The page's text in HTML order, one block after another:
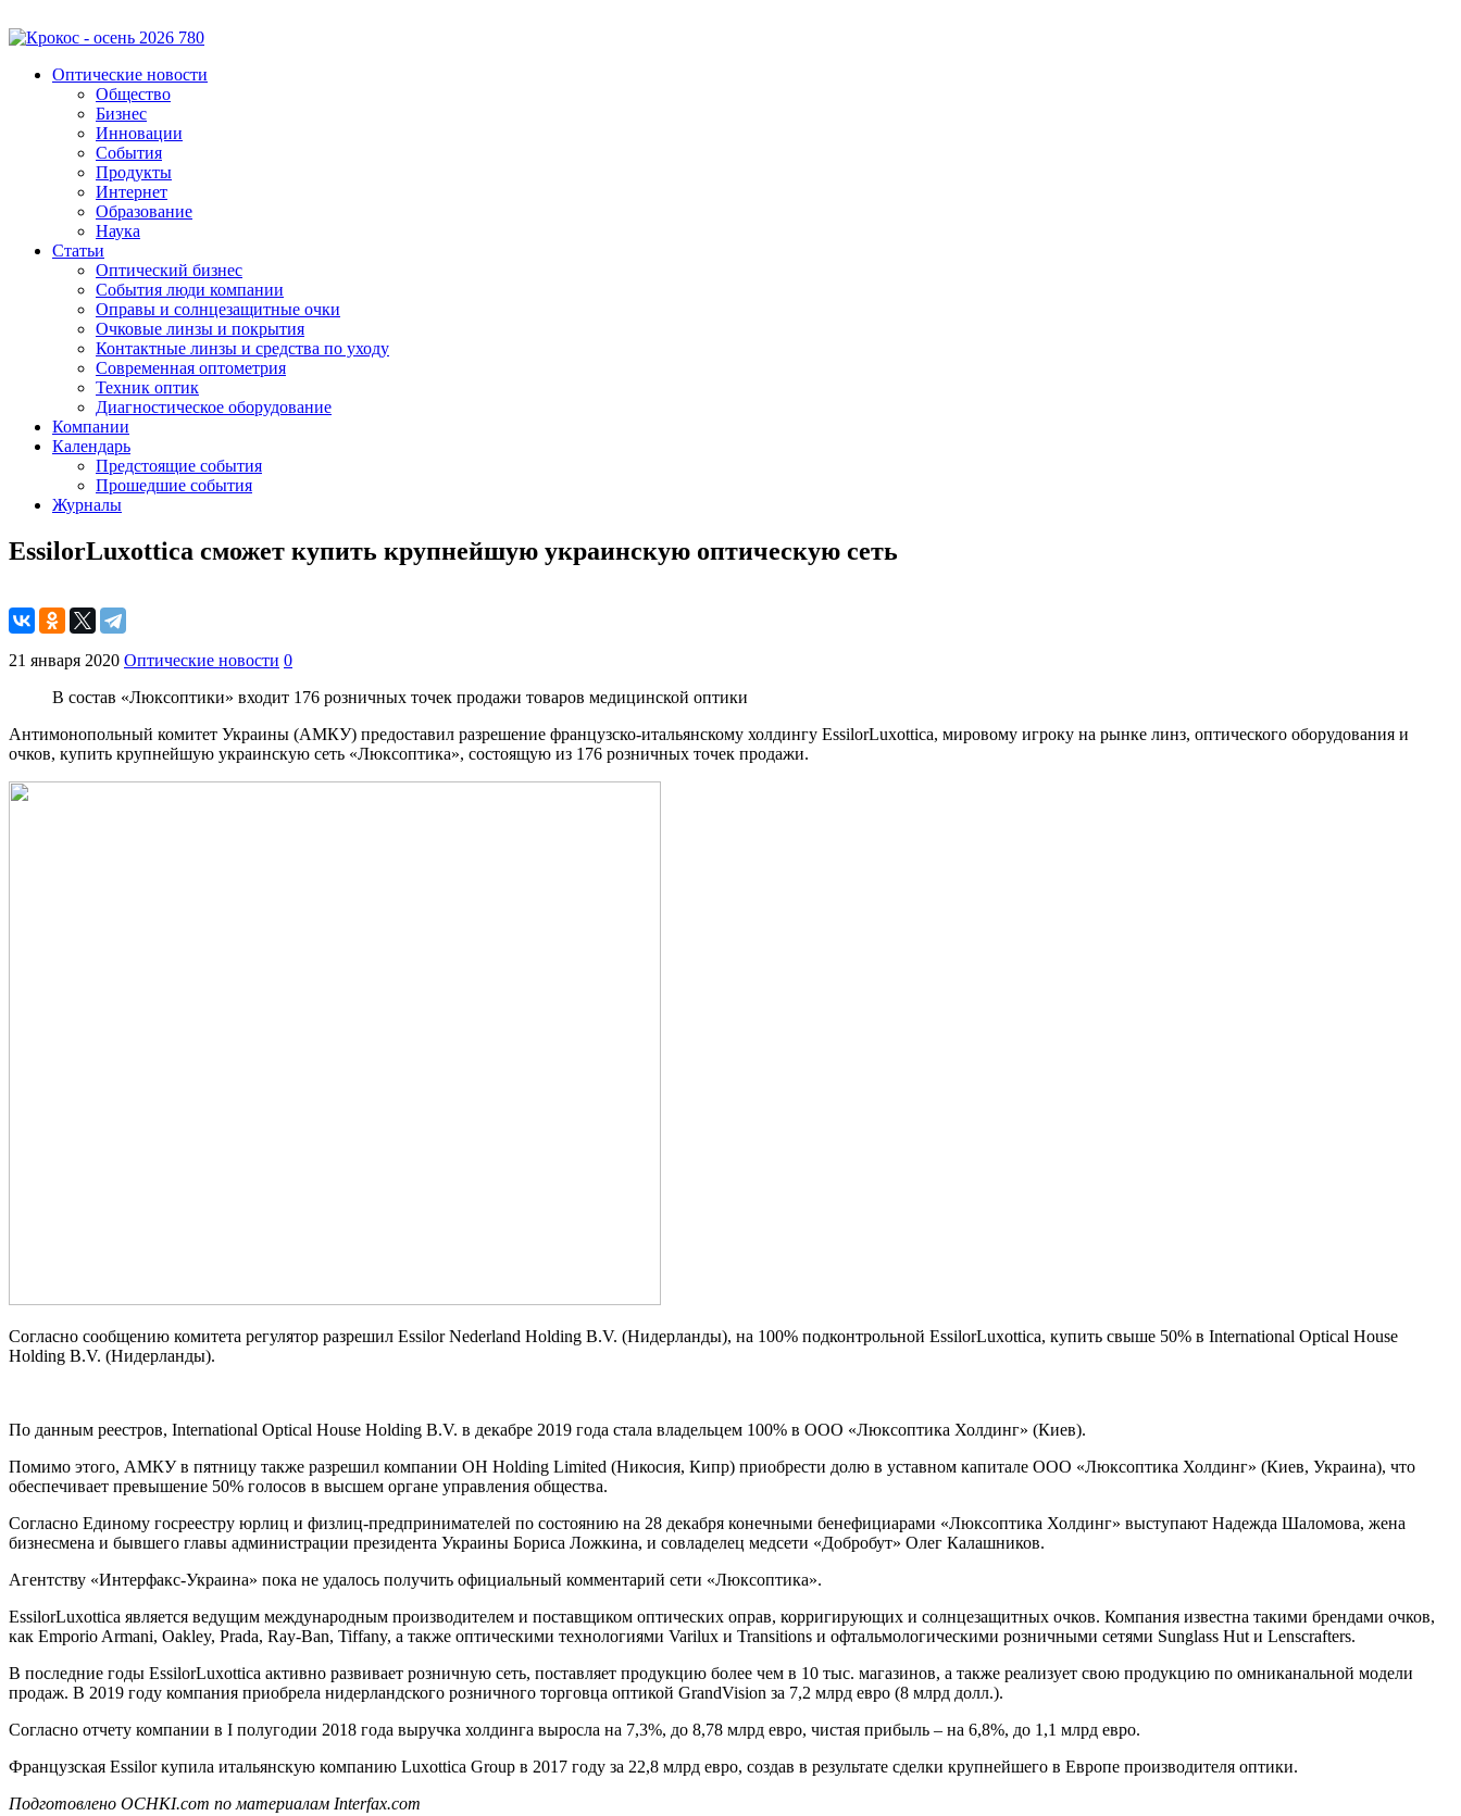
Оптические новости
Общество
Бизнес
Инновации
События
Продукты
Интернет
Образование
Наука
Статьи
Оптический бизнес
События люди компании
Оправы и солнцезащитные очки
Очковые линзы и покрытия
Контактные линзы и средства по уходу
Современная оптометрия
Техник оптик
Диагностическое оборудование
Компании
Календарь
Предстоящие события
Прошедшие события
Журналы
EssilorLuxottica сможет купить крупнейшую украинскую оптическую сеть
21 января 2020 Оптические новости 0
В состав «Люксоптики» входит 176 розничных точек продажи товаров медицинской оптики
Антимонопольный комитет Украины (АМКУ) предоставил разрешение французско-итальянскому холдингу EssilorLuxottica, мировому игроку на рынке линз, оптического оборудования и
очков, купить крупнейшую украинскую сеть «Люксоптика», состоящую из 176 розничных точек продажи.
Согласно сообщению комитета регулятор разрешил Essilor Nederland Holding B.V. (Нидерланды), на 100% подконтрольной EssilorLuxottica, купить свыше 50% в International Optical House
Holding B.V. (Нидерланды).
По данным реестров, International Optical House Holding B.V. в декабре 2019 года стала владельцем 100% в ООО «Люксоптика Холдинг» (Киев).
Помимо этого, АМКУ в пятницу также разрешил компании OH Holding Limited (Никосия, Кипр) приобрести долю в уставном капитале ООО «Люксоптика Холдинг» (Киев, Украина), что
обеспечивает превышение 50% голосов в высшем органе управления общества.
Согласно Единому госреестру юрлиц и физлиц-предпринимателей по состоянию на 28 декабря конечными бенефициарами «Люксоптика Холдинг» выступают Надежда Шаломова, жена
бизнесмена и бывшего главы администрации президента Украины Бориса Ложкина, и совладелец медсети «Добробут» Олег Калашников.
Агентству «Интерфакс-Украина» пока не удалось получить официальный комментарий сети «Люксоптика».
EssilorLuxottica является ведущим международным производителем и поставщиком оптических оправ, корригирующих и солнцезащитных очков. Компания известна такими брендами очков,
как Emporio Armani, Oakley, Prada, Ray-Ban, Tiffany, а также оптическими технологиями Varilux и Transitions и офтальмологическими розничными сетями Sunglass Hut и Lenscrafters.
В последние годы EssilorLuxottica активно развивает розничную сеть, поставляет продукцию более чем в 10 тыс. магазинов, а также реализует свою продукцию по омниканальной модели
продаж. В 2019 году компания приобрела нидерландского розничного торговца оптикой GrandVision за 7,2 млрд евро (8 млрд долл.).
Согласно отчету компании в I полугодии 2018 года выручка холдинга выросла на 7,3%, до 8,78 млрд евро, чистая прибыль – на 6,8%, до 1,1 млрд евро.
Французская Essilor купила итальянскую компанию Luxottica Group в 2017 году за 22,8 млрд евро, создав в результате сделки крупнейшего в Европе производителя оптики.
Подготовлено OCHKI.com по материалам Interfax.com